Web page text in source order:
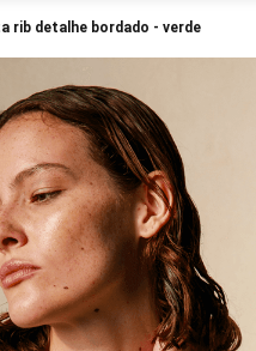
rib detalhe bordado - verde